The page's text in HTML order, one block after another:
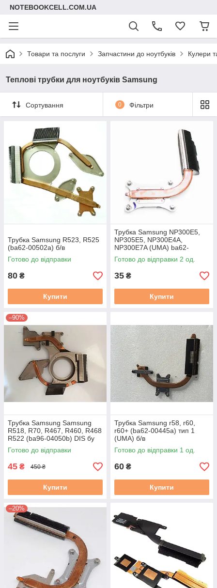
NOTEBOOKCELL.COM.UA
Товари та послуги Запчастини до ноутбуків Кулери
Теплові трубки для ноутбуків Samsung
Сортування 0 Фільтри
Трубка Samsung R523, R525
(ba62-00502a) б/в
Готово до відправки
80 ₴
Купити
Трубка Samsung NP300E5,
NP305E5, NP300E4A,
NP300E7A (UMA) ba62-
00640c BA62-00640B бв
Готово до відправки 2 од.
35 ₴
Купити
–90%
Трубка Samsung Samsung
R518, R70, R467, R460, R468
R522 (ba96-04050b) DIS бу
Готово до відправки
45 ₴ 450 ₴
Купити
Трубка Samsung r58, r60,
r60+ (ba62-00445a) тип 1
(UMA) б/в
Готово до відправки 1 од.
60 ₴
Купити
–20%